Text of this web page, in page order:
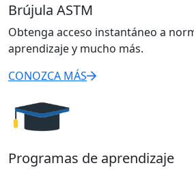
Brújula ASTM
Obtenga acceso instantáneo a
aprendizaje y mucho más.
CONOZCA MÁS
Programas de aprendizaje